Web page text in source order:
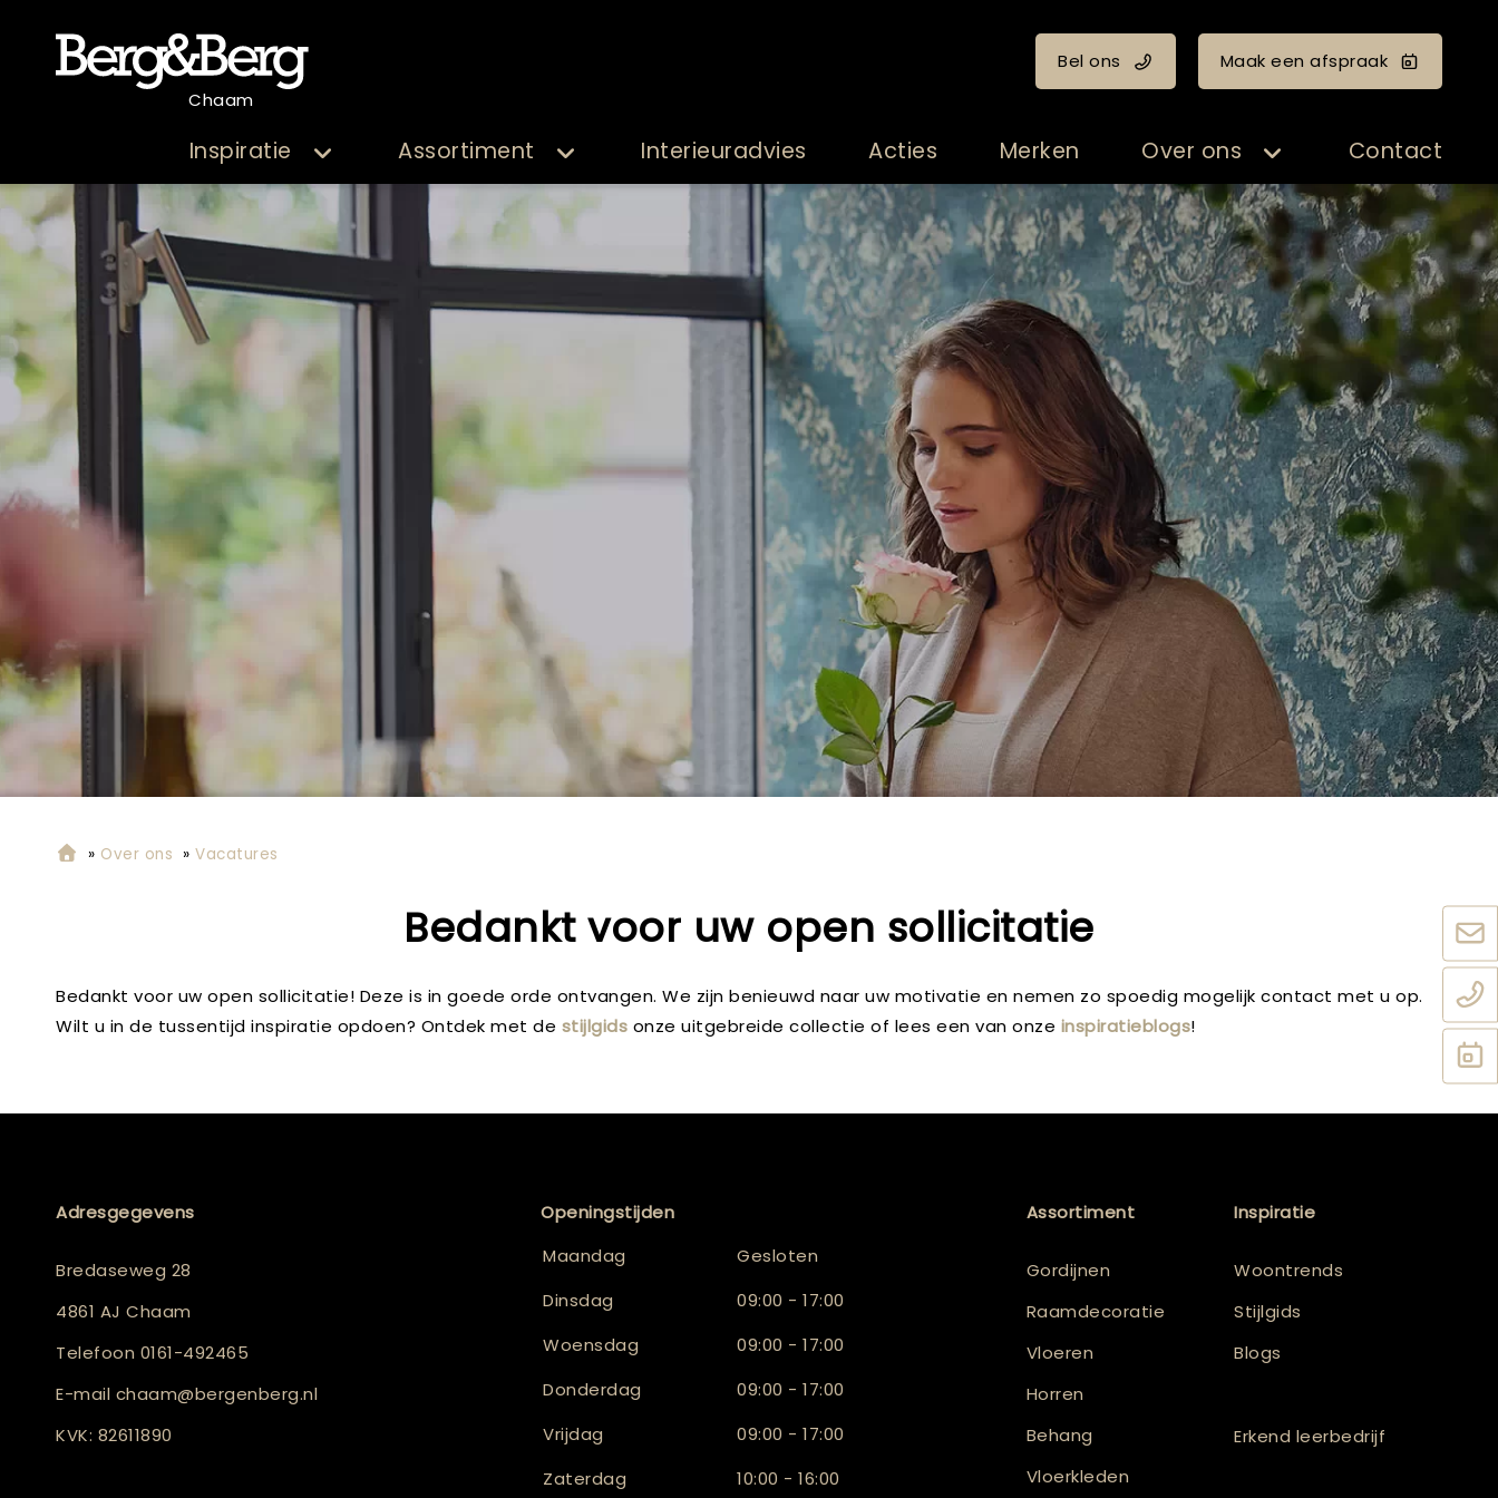
Chaam
Bel ons Maak een afspraak
Inspiratie Assortiment Interieuradvies Acties Merken Over ons Contact
» Over ons »Vacatures
Bedankt voor uw open sollicitatie
Bedankt voor uw open sollicitatie! Deze is in goede orde ontvangen. We zijn benieuwd naar uw motivatie en nemen zo spoedig mogelijk contact met u op.
Wilt u in de tussentijd inspiratie opdoen? Ontdek met de stijlgids onze uitgebreide collectie of lees een van onze inspiratieblogs!
Adresgegevens
Bredaseweg 28
4861 AJ Chaam
Telefoon 0161-492465
E-mail chaam@bergenberg.nl
KVK: 82611890
Openingstijden
Maandag
Gesloten
Dinsdag
09:00 - 17:00
Woensdag
09:00 - 17:00
Donderdag
09:00 - 17:00
Vrijdag
09:00 - 17:00
Zaterdag
10:00 - 16:00
Assortiment
Gordijnen
Raamdecoratie
Vloeren
Horren
Behang
Vloerkleden
Inspiratie
Woontrends
Stijlgids
Blogs
Erkend leerbedrijf